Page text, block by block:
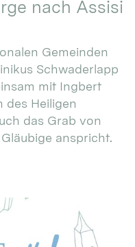
nach Assisi
Gemeinden
Schwaderlapp
mit Ingbert
des Heiligen
das Grab von
anspricht.